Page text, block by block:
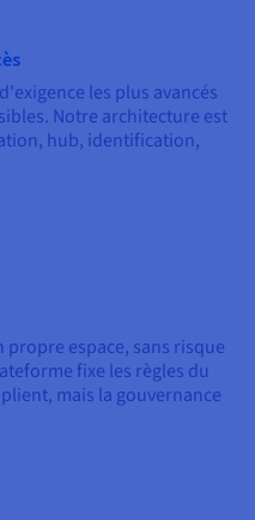
les plus avancés
Notre architecture est
hub, identification,
espace, sans risque
fixe les règles du
mais la gouvernance